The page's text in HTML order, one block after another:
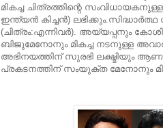
മികച്ച ചിത്രത്തിന്റെ
ഇന്ത്യന്‍ കിച്ചന്‍)
(ചിത്രം:എന്നിവര്‍). അയ്യപ്പനും
ബിജുമേനോനും മികച്ച നടനുള്ള
അഭിനയത്തിന് സുരഭി ലക്ഷ്മിയും
പ്രകടനത്തിന് സംയുക്ത മേനോനും